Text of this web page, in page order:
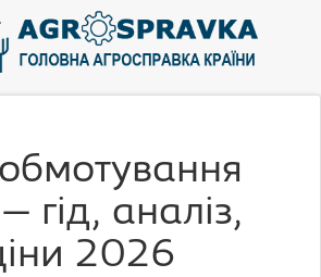
гід, аналіз,
2026